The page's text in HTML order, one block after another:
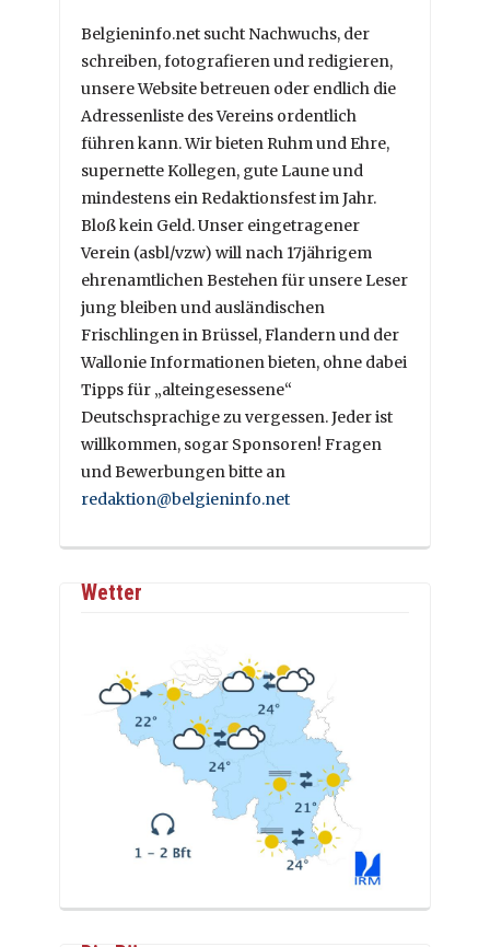
Belgieninfo.net sucht Nachwuchs, der
schreiben, fotografieren und redigieren,
unsere Website betreuen oder endlich die
Adressenliste des Vereins ordentlich
führen kann. Wir bieten Ruhm und Ehre,
supernette Kollegen, gute Laune und
mindestens ein Redaktionsfest im Jahr.
Bloß kein Geld. Unser eingetragener
Verein (asbl/vzw) will nach 17jährigem
ehrenamtlichen Bestehen für unsere Leser
jung bleiben und ausländischen
Frischlingen in Brüssel, Flandern und der
Wallonie Informationen bieten, ohne dabei
Tipps für „alteingesessene“
Deutschsprachige zu vergessen. Jeder ist
willkommen, sogar Sponsoren! Fragen
und Bewerbungen bitte an
redaktion@belgieninfo.net
Wetter